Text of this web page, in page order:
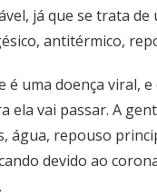
já que se trata de
antitérmico,
uma doença viral,
ela vai passar. A
água, repouso
devido ao